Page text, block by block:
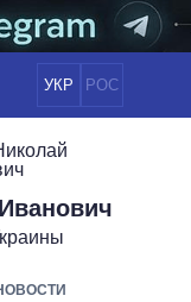
УКР РОС